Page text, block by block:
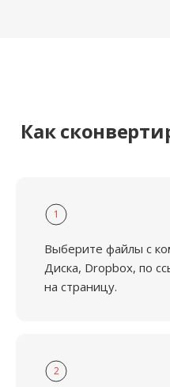
Как
1
Выберите файлы с
Диска, Dropbox, по
на страницу.
2